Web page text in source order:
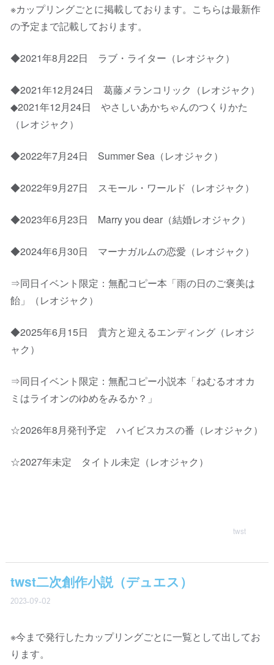
※カップリングごとに掲載しております。こちらは最新作
の予定まで記載しております。
◆2021年8月22日 ラブ・ライター（レオジャク）
◆2021年12月24日 葛藤メランコリック（レオジャク）
◆2021年12月24日 やさしいあかちゃんのつくりかた
（レオジャク）
◆2022年7月24日 Summer Sea（レオジャク）
◆2022年9月27日 スモール・ワールド（レオジャク）
◆2023年6月23日 Marry you dear（結婚レオジャク）
◆2024年6月30日 マーナガルムの恋愛（レオジャク）
⇒同日イベント限定：無配コピー本「雨の日のご褒美は
飴」（レオジャク）
◆2025年6月15日 貴方と迎えるエンディング（レオジ
ャク）
⇒同日イベント限定：無配コピー小説本「ねむるオオカ
ミはライオンのゆめをみるか？」
☆2026年8月発刊予定 ハイビスカスの番（レオジャク）
☆2027年未定 タイトル未定（レオジャク）
twst
twst二次創作小説（デュエス）
2023-09-02
※今まで発行したカップリングごとに一覧として出してお
ります。